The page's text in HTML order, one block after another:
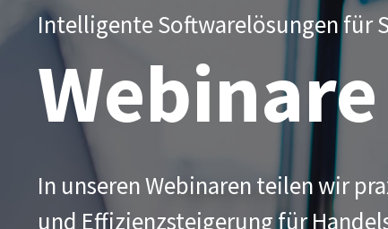
Intelligente Softwarelösungen für
Webinare
In unseren Webinaren teilen wir
und Effizienzsteigerung für